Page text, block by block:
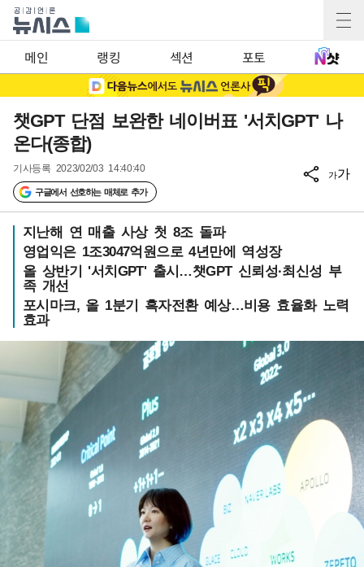
메인 랭킹 섹션 포토
챗GPT 단점 보완한 네이버표 '서치GPT' 나
온다(종합)
기사등록 2023/02/03 14:40:40
구글에서 선호하는 매체로 추가
가가
지난해 연 매출 사상 첫 8조 돌파
영업익은 1조3047억원으로 4년만에 역성장
올 상반기 '서치GPT' 출시…챗GPT 신뢰성·최신성 부
족 개선
포시마크, 올 1분기 흑자전환 예상…비용 효율화 노력
효과